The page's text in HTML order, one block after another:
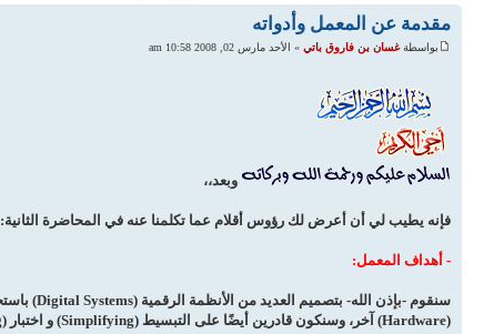
مقدمة عن المعمل وأدواته
بواسطةغسان بن فاروق باتي » الأحد مارس 02, 2008 10:58 am
وبعد،،
فإنه يطيب لي أن أعرض لك رؤوس أقلام عما تكلمنا عنه في المحاضرة الثانية:
- أهداف المعمل:
سنقوم -بإذن الله- بتصميم العديد من الأنظمة الرقمية (Digital Systems) باستخدام العديد من الدوائر المتكاملة (Integrated Circuits) وعتاد
(Hardware) آخر، وسنكون قادرين أيضًا على التبسيط (Simplifying) و اختبار (Checking) العديد من الدوائر بنوعيها الـ Combinational& Sequential.